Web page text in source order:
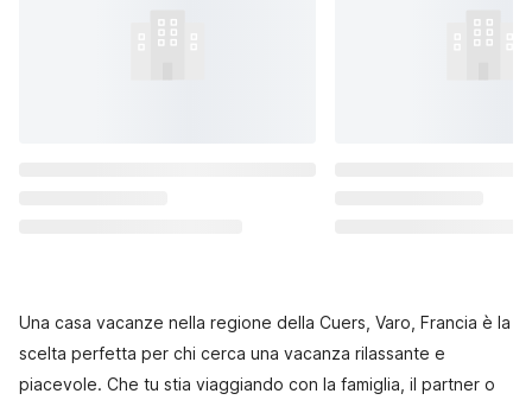
Una casa vacanze nella regione della Cuers, Varo, Francia è la
scelta perfetta per chi cerca una vacanza rilassante e
piacevole. Che tu stia viaggiando con la famiglia, il partner o